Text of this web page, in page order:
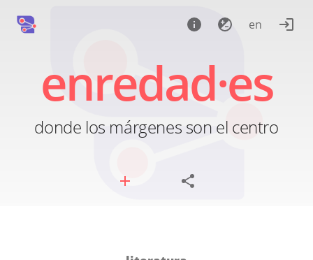
en
enredad·es
donde los márgenes son el centro